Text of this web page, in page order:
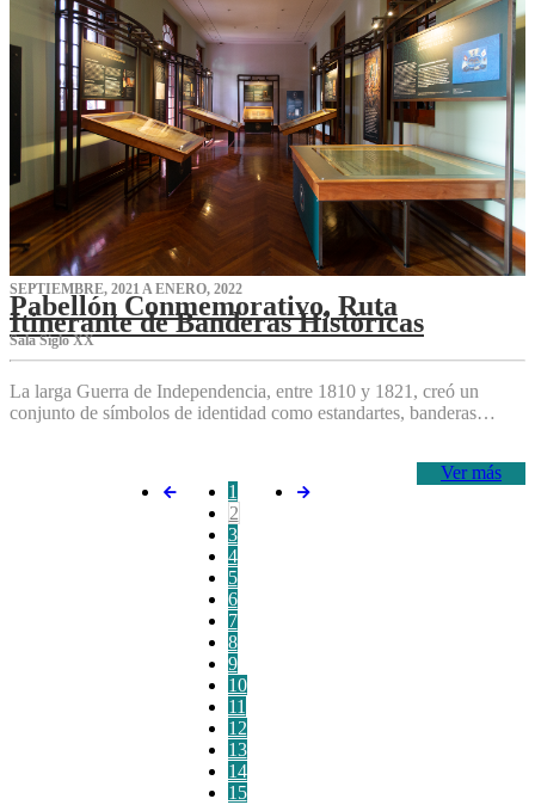
SEPTIEMBRE, 2021 A ENERO, 2022
Pabellón Conmemorativo, Ruta
Itinerante de Banderas Históricas
Sala Siglo XX
La larga Guerra de Independencia, entre 1810 y 1821, creó un
conjunto de símbolos de identidad como estandartes, banderas…
Ver más
1
2
3
4
5
6
7
8
9
10
11
12
13
14
15